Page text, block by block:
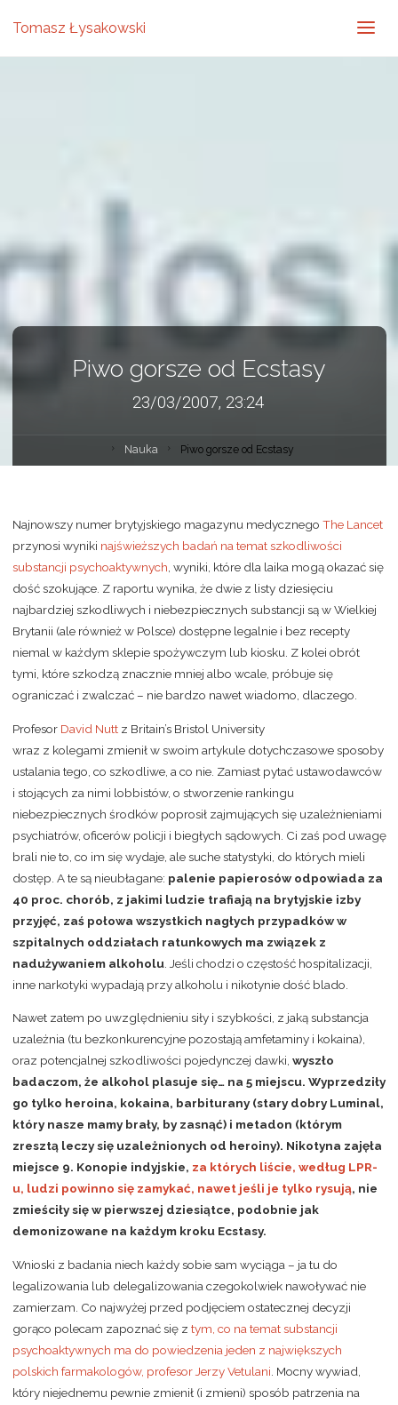
Tomasz Łysakowski
Piwo gorsze od Ecstasy
23/03/2007, 23:24
Nauka Piwo gorsze od Ecstasy
Najnowszy numer brytyjskiego magazynu medycznego The Lancet
przynosi wyniki najświeższych badań na temat szkodliwości
substancji psychoaktywnych , wyniki, które dla laika mogą okazać się
dość szokujące. Z raportu wynika, że dwie z listy dziesięciu
najbardziej szkodliwych i niebezpiecznych substancji są w Wielkiej
Brytanii (ale również w Polsce) dostępne legalnie i bez recepty
niemal w każdym sklepie spożywczym lub kiosku. Z kolei obrót
tymi, które szkodzą znacznie mniej albo wcale, próbuje się
ograniczać i zwalczać – nie bardzo nawet wiadomo, dlaczego.
Profesor David Nuttz Britain’s Bristol University
wraz z kolegami zmienił w swoim artykule dotychczasowe sposoby
ustalania tego, co szkodliwe, a co nie. Zamiast pytać ustawodawców
i stojących za nimi lobbistów, o stworzenie rankingu
niebezpiecznych środków poprosił zajmujących się uzależnieniami
psychiatrów, oficerów policji i biegłych sądowych. Ci zaś pod uwagę
brali nie to, co im się wydaje, ale suche statystyki, do których mieli
dostęp. A te są nieubłagane: palenie papierosów odpowiada za
40 proc. chorób, z jakimi ludzie trafiają na brytyjskie izby
przyjęć, zaś połowa wszystkich nagłych przypadków w
szpitalnych oddziałach ratunkowych ma związek z
nadużywaniem alkoholu. Jeśli chodzi o częstość hospitalizacji,
inne narkotyki wypadają przy alkoholu i nikotynie dość blado.
Nawet zatem po uwzględnieniu siły i szybkości, z jaką substancja
uzależnia (tu bezkonkurencyjne pozostają amfetaminy i kokaina),
oraz potencjalnej szkodliwości pojedynczej dawki, wyszło
badaczom, że alkohol plasuje się… na 5 miejscu. Wyprzedziły
go tylko heroina, kokaina, barbiturany (stary dobry Luminal,
który nasze mamy brały, by zasnąć) i metadon (którym
zresztą leczy się uzależnionych od heroiny). Nikotyna zajęła
miejsce 9. Konopie indyjskie, za których liście, według LPR-
u, ludzi powinno się zamykać, nawet jeśli je tylko rysują, nie
zmieściły się w pierwszej dziesiątce, podobnie jak
demonizowane na każdym kroku Ecstasy.
Wnioski z badania niech każdy sobie sam wyciąga – ja tu do
legalizowania lub delegalizowania czegokolwiek nawoływać nie
zamierzam. Co najwyżej przed podjęciem ostatecznej decyzji
gorąco polecam zapoznać się z tym, co na temat substancji
psychoaktywnych ma do powiedzenia jeden z największych
polskich farmakologów, profesor Jerzy Vetulani . Mocny wywiad,
który niejednemu pewnie zmienił (i zmieni) sposób patrzenia na